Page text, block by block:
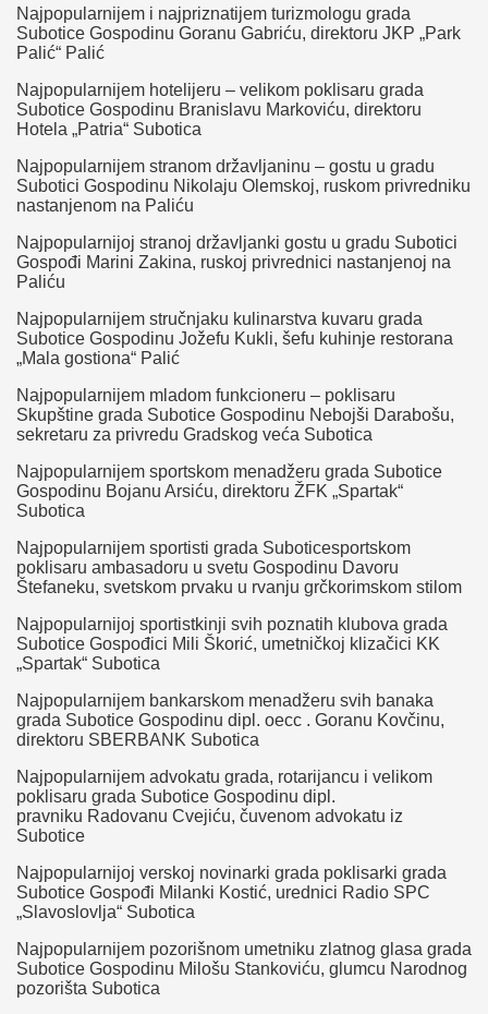
Najpopularnijem i najpriznatijem turizmologu grada
Subotice Gospodinu Goranu Gabriću, direktoru JKP „Park
Palić“ Palić
Najpopularnijem hotelijeru – velikom poklisaru grada
Subotice Gospodinu Branislavu Markoviću, direktoru
Hotela „Patria“ Subotica
Najpopularnijem stranom državljaninu – gostu u gradu
Subotici Gospodinu Nikolaju Olemskoj, ruskom privredniku
nastanjenom na Paliću
Najpopularnijoj stranoj državljanki gostu u gradu Subotici
Gospođi Marini Zakina, ruskoj privrednici nastanjenoj na
Paliću
Najpopularnijem stručnjaku kulinarstva kuvaru grada
Subotice Gospodinu Jožefu Kukli, šefu kuhinje restorana
„Mala gostiona“ Palić
Najpopularnijem mladom funkcioneru – poklisaru
Skupštine grada Subotice Gospodinu Nebojši Darabošu,
sekretaru za privredu Gradskog veća Subotica
Najpopularnijem sportskom menadžeru grada Subotice
Gospodinu Bojanu Arsiću, direktoru ŽFK „Spartak“
Subotica
Najpopularnijem sportisti grada Suboticesportskom
poklisaru ambasadoru u svetu Gospodinu Davoru
Štefaneku, svetskom prvaku u rvanju grčkorimskom stilom
Najpopularnijoj sportistkinji svih poznatih klubova grada
Subotice Gospođici Mili Škorić, umetničkoj klizačici KK
„Spartak“ Subotica
Najpopularnijem bankarskom menadžeru svih banaka
grada Subotice Gospodinu dipl. oecc . Goranu Kovčinu,
direktoru SBERBANK Subotica
Najpopularnijem advokatu grada, rotarijancu i velikom
poklisaru grada Subotice Gospodinu dipl.
pravniku Radovanu Cvejiću, čuvenom advokatu iz
Subotice
Najpopularnijoj verskoj novinarki grada poklisarki grada
Subotice Gospođi Milanki Kostić, urednici Radio SPC
„Slavoslovlja“ Subotica
Najpopularnijem pozorišnom umetniku zlatnog glasa grada
Subotice Gospodinu Milošu Stankoviću, glumcu Narodnog
pozorišta Subotica